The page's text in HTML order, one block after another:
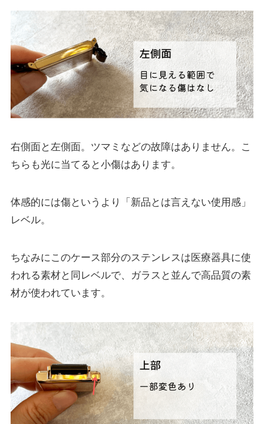
右側面と左側面。ツマミなどの故障はありません。こ
ちらも光に当てると小傷はあります。
体感的には傷というより「新品とは言えない使用感」
レベル。
ちなみにこのケース部分のステンレスは医療器具に使
われる素材と同レベルで、ガラスと並んで高品質の素
材が使われています。